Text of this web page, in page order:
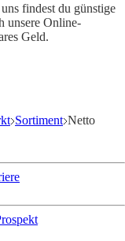
findest du günstige
unsere Online-
Geld.
Sortiment Netto